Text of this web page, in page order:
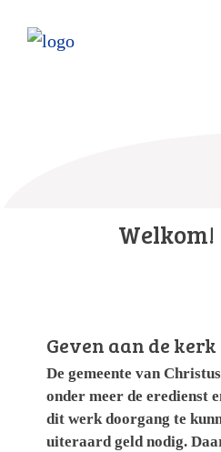
Welkom!
Geven aan de kerk
De gemeente van
onder meer de eredienst
dit werk doorgang te
uiteraard geld nodig.